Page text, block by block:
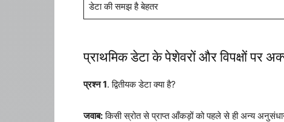
डेटा की समझ है बेहतर
प्राथमिक डेटा के पेशेवरों और विपक्षों पर
प्रश्न 1. द्वितीयक डेटा क्या है?
जवाब:किसी स्रोत से प्राप्त आँकड़ों को पहले से ही अन्य